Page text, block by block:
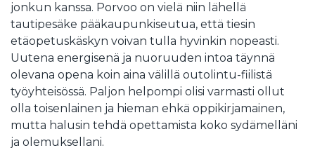
jonkun kanssa. Porvoo on vielä niin lähellä
tautipesäke pääkaupunkiseutua, että tiesin
etäopetuskäskyn voivan tulla hyvinkin nopeasti.
Uutena energisenä ja nuoruuden intoa täynnä
olevana opena koin aina välillä outolintu-fiilistä
työyhteisössä. Paljon helpompi olisi varmasti ollut
olla toisenlainen ja hieman ehkä oppikirjamainen,
mutta halusin tehdä opettamista koko sydämelläni
ja olemuksellani.